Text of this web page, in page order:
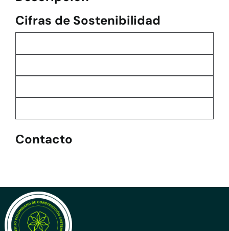
Cifras de Sostenibilidad
Contacto